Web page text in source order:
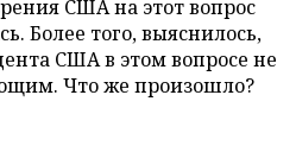
США на этот вопрос
Более того, выяснилось,
США в этом вопросе не
Что же произошло?